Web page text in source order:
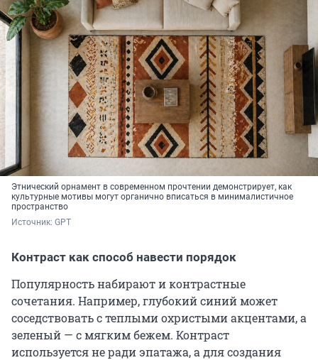
Этнический орнамент в современном прочтении демонстрирует, как
культурные мотивы могут органично вписаться в минималистичное
пространство
Источник: GPT
Контраст как способ навести порядок
Популярность набирают и контрастные
сочетания. Например, глубокий синий может
соседствовать с теплыми охристыми акцентами, а
зеленый — с мягким бежем. Контраст
используется не ради эпатажа, а для создания